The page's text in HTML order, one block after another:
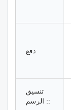
دفع:
تنسيق
الرسم ::